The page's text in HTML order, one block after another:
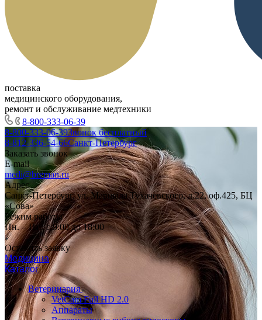
поставка
медицинского оборудования,
ремонт и обслуживание медтехники
8-800-333-06-39
8-800-333-06-39Звонок бесплатный
8-812-336-54-66Санкт-Петербург
Заказать звонок
E-mail
medi@breman.ru
Адрес
Санкт-Петербург, ул. Маршала Тухачевского, д.22, оф.425, БЦ
«Сова»
Режим работы
Пн. – Пт.: с 9:00 до 18:00
Оставить заявку
Медицина
Каталог
Ветеринария
VetCam Full HD 2.0
Аппараты